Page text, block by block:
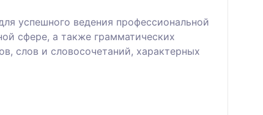
успешного ведения профессиональной
сфере, а также грамматических
слов и словосочетаний, характерных